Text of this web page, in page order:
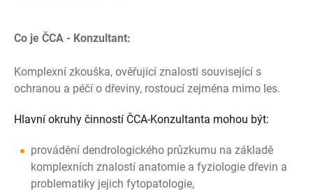
Co je ČCA - Konzultant:
Komplexní zkouška, ověřující znalosti související s
ochranou a péčí o dřeviny, rostoucí zejména mimo les.
Hlavní okruhy činností ČCA-Konzultanta mohou být:
provádění dendrologického průzkumu na základě
komplexních znalostí anatomie a fyziologie dřevin a
problematiky jejich fytopatologie,